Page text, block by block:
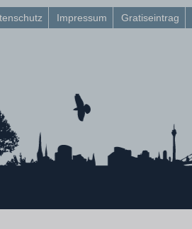
Impressum Gratiseintrag